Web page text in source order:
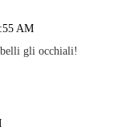
AM
belli gli occhiali!